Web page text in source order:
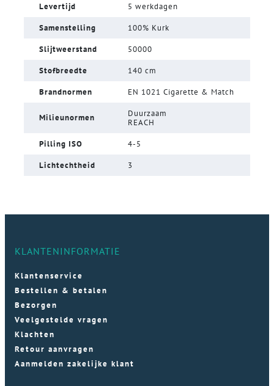
Levertijd 5 werkdagen
Samenstelling 100% Kurk
Slijtweerstand 50000
Stofbreedte 140 cm
Brandnormen EN 1021 Cigarette & Match
Milieunormen
Duurzaam
REACH
Pilling ISO 4-5
Lichtechtheid 3
KLANTENINFORMATIE
Klantenservice
Bestellen & betalen
Bezorgen
Veelgestelde vragen
Klachten
Retour aanvragen
Aanmelden zakelijke klant